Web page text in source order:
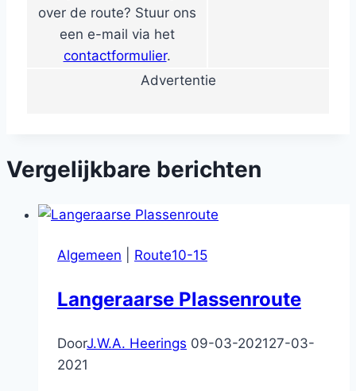
over de route? Stuur ons
een e-mail via het
contactformulier.
Advertentie
Vergelijkbare berichten
Algemeen Route10-15
Langeraarse Plassenroute
DoorJ.W.A. Heerings 09-03-202127-03-
2021